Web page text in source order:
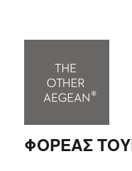
ΦΟΡΕΑΣ